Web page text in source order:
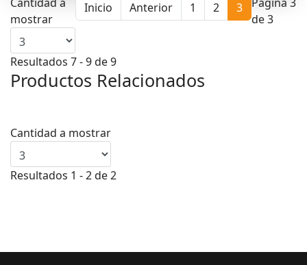
mostrar
Inicio Anterior 1 2 3
de 3
Resultados 7 - 9 de 9
Productos Relacionados
Cantidad a mostrar
Resultados 1 - 2 de 2